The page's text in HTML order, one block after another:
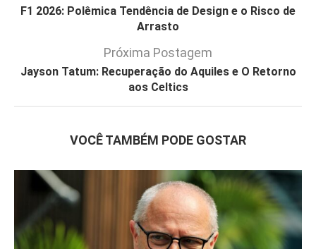
F1 2026: Polêmica Tendência de Design e o Risco de
Arrasto
Próxima Postagem
Jayson Tatum: Recuperação do Aquiles e O Retorno
aos Celtics
VOCÊ TAMBÉM PODE GOSTAR